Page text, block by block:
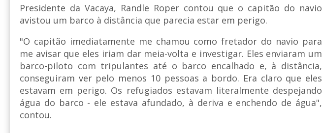
Presidente da Vacaya, Randle Roper contou que o capitão do navio
avistou um barco à distância que parecia estar em perigo.
"O capitão imediatamente me chamou como fretador do navio para
me avisar que eles iriam dar meia-volta e investigar. Eles enviaram um
barco-piloto com tripulantes até o barco encalhado e, à distância,
conseguiram ver pelo menos 10 pessoas a bordo. Era claro que eles
estavam em perigo. Os refugiados estavam literalmente despejando
água do barco - ele estava afundado, à deriva e enchendo de água",
contou.